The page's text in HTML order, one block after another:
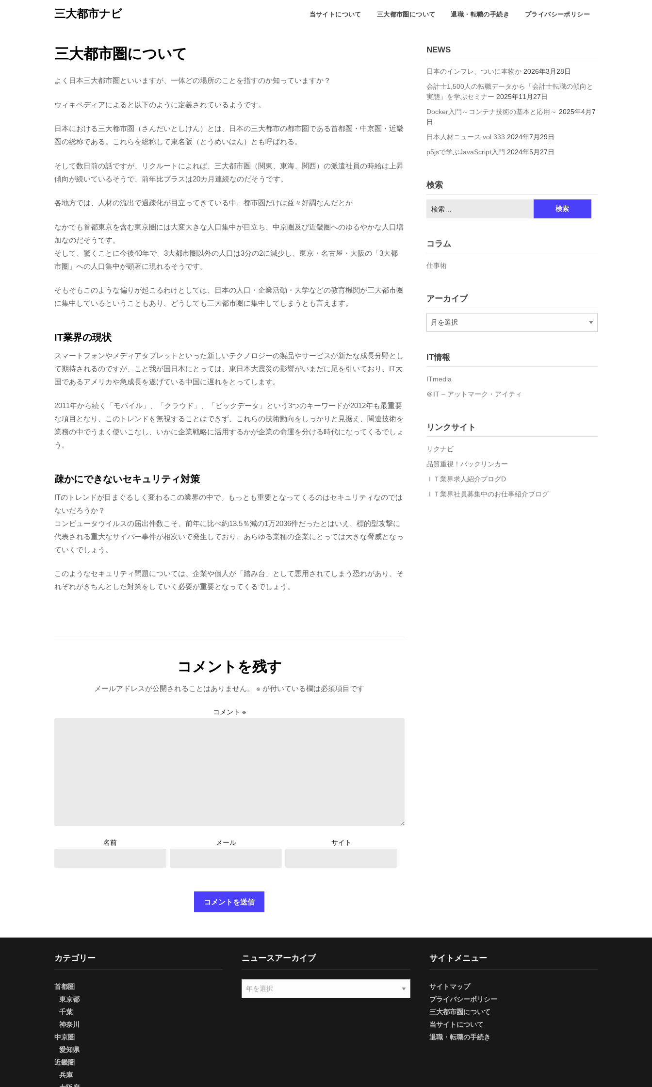
三大都市ナビ 当サイトについて 三大都市圏について 退職・転職の手続き プライバシーポリシー
三大都市圏について
よく日本三大都市圏といいますが、一体どの場所のことを指すのか知っていますか？
ウィキペディアによると以下のように定義されているようです。
日本における三大都市圏（さんだいとしけん）とは、日本の三大都市の都市圏である首都圏・中京圏・近畿
圏の総称である。これらを総称して東名阪（とうめいはん）とも呼ばれる。
そして数日前の話ですが、リクルートによれば、三大都市圏（関東、東海、関西）の派遣社員の時給は上昇
傾向が続いているそうで、前年比プラスは20カ月連続なのだそうです。
各地方では、人材の流出で過疎化が目立ってきている中、都市圏だけは益々好調なんだとか
なかでも首都東京を含む東京圏には大変大きな人口集中が目立ち、中京圏及び近畿圏へのゆるやかな人口増
加なのだそうです。
そして、驚くことに今後40年で、3大都市圏以外の人口は3分の2に減少し、東京・名古屋・大阪の「3大都
市圏」への人口集中が顕著に現れるそうです。
そもそもこのような偏りが起こるわけとしては、日本の人口・企業活動・大学などの教育機関が三大都市圏
に集中しているということもあり、どうしても三大都市圏に集中してしまうとも言えます。
IT業界の現状
スマートフォンやメディアタブレットといった新しいテクノロジーの製品やサービスが新たな成長分野とし
て期待されるのですが、こと我が国日本にとっては、東日本大震災の影響がいまだに尾を引いており、IT大
国であるアメリカや急成長を遂げている中国に遅れをとってします。
2011年から続く「モバイル」、「クラウド」、「ビックデータ」という3つのキーワードが2012年も最重要
な項目となり、このトレンドを無視することはできず、これらの技術動向をしっかりと見据え、関連技術を
業務の中でうまく使いこなし、いかに企業戦略に活用するかが企業の命運を分ける時代になってくるでしょ
う。
疎かにできないセキュリティ対策
ITのトレンドが目まぐるしく変わるこの業界の中で、もっとも重要となってくるのはセキュリティなのでは
ないだろうか？
コンピュータウイルスの届出件数こそ、前年に比べ約13.5％減の1万2036件だったとはいえ、標的型攻撃に
代表される重大なサイバー事件が相次いで発生しており、あらゆる業種の企業にとっては大きな脅威となっ
ていくでしょう。
このようなセキュリティ問題については、企業や個人が「踏み台」として悪用されてしまう恐れがあり、そ
れぞれがきちんとした対策をしていく必要が重要となってくるでしょう。
コメントを残す
メールアドレスが公開されることはありません。 ※ が付いている欄は必須項目です
コメント ※
名前 メール サイト
NEWS
日本のインフレ、ついに本物か 2026年3月28日
会計士1,500人の転職データから「会計士転職の傾向と
実態」を学ぶセミナー 2025年11月27日
Docker入門～コンテナ技術の基本と応用～ 2025年4月7
日
日本人材ニュース vol.333 2024年7月29日
p5jsで学ぶJavaScript入門 2024年5月27日
検索
検
索:
コラム
仕事術
アーカイブ
ア
ー
ブIT情報
ITmedia
＠IT – アットマーク・アイティ
リンクサイト
リクナビ
品質重視！バックリンカー
ＩＴ業界求人紹介ブログD
ＩＴ業界社員募集中のお仕事紹介ブログ
カテゴリー
首都圏
東京都
千葉
神奈川
中京圏
愛知県
近畿圏
兵庫
ニュースアーカイブ
ニ
サイトメニュー
サイトマップ
プライバシーポリシー
三大都市圏について
当サイトについて
退職・転職の手続き